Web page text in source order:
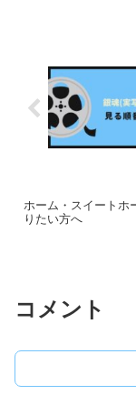
ホーム・スイートホ
りたい方へ
コメント